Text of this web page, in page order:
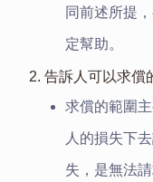
同前述所提
定幫助。
2. 告訴人可以求償
求償的範圍
人的損失下
失，是無法